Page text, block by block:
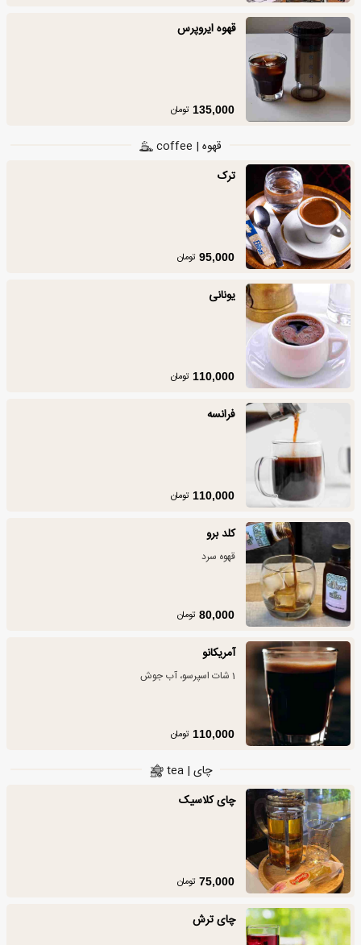
قهوه ایروپرس
135,000 تومان
قهوه | coffee
ترک
95,000 تومان
یونانی
110,000 تومان
فرانسه
110,000 تومان
کلد برو
قهوه سرد
80,000 تومان
آمریکانو
1 شات اسپرسو، آب جوش
110,000 تومان
چای | tea
چای کلاسیک
75,000 تومان
چای ترش